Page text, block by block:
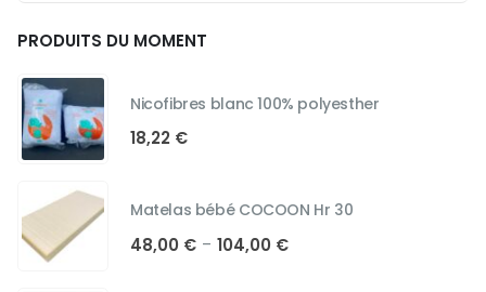
PRODUITS DU MOMENT
Nicofibres blanc 100% polyesther
18,22 €
Matelas bébé COCOON Hr 30
48,00 € – 104,00 €Plage